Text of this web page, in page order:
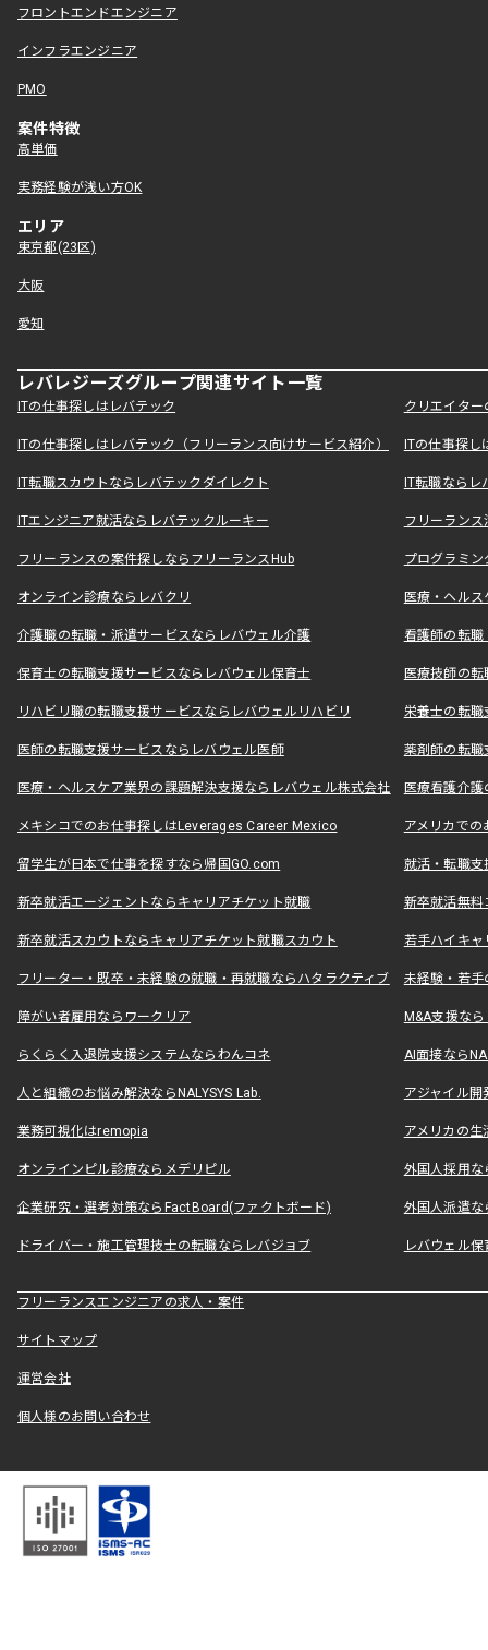
フロントエンドエンジニア
インフラエンジニア
PMO
案件特徴
高単価
実務経験が浅い方OK
エリア
東京都(23区)
大阪
愛知
レバレジーズグループ関連サイト一覧
ITの仕事探しはレバテック クリエイタ
ITの仕事探しはレバテック（フリーランス向けサービス紹介） ITの仕事探
IT転職スカウトならレバテックダイレクト IT転職なら
ITエンジニア就活ならレバテックルーキー フリーラン
フリーランスの案件探しならフリーランスHub プログラミ
オンライン診療ならレバクリ 医療・ヘル
介護職の転職・派遣サービスならレバウェル介護 看護師の転
保育士の転職支援サービスならレバウェル保育士 医療技師の
リハビリ職の転職支援サービスならレバウェルリハビリ 栄養士の転
医師の転職支援サービスならレバウェル医師 薬剤師の転
医療・ヘルスケア業界の課題解決支援ならレバウェル株式会社 医療看護介
メキシコでのお仕事探しはLeverages Career Mexico アメリカで
留学生が日本で仕事を探すなら帰国GO.com 就活・転職
新卒就活エージェントならキャリアチケット就職 新卒就活無料
新卒就活スカウトならキャリアチケット就職スカウト 若手ハイキ
フリーター・既卒・未経験の就職・再就職ならハタラクティブ 未経験・若手
障がい者雇用ならワークリア M&A支援な
らくらく入退院支援システムならわんコネ AI面接なら
人と組織のお悩み解決ならNALYSYS Lab. アジャイル
業務可視化はremopia アメリカの
オンラインピル診療ならメデリピル 外国人採用
企業研究・選考対策ならFactBoard(ファクトボード) 外国人派遣な
ドライバー・施工管理技士の転職ならレバジョブ レバウェル
フリーランスエンジニアの求人・案件
サイトマップ
運営会社
個人様のお問い合わせ